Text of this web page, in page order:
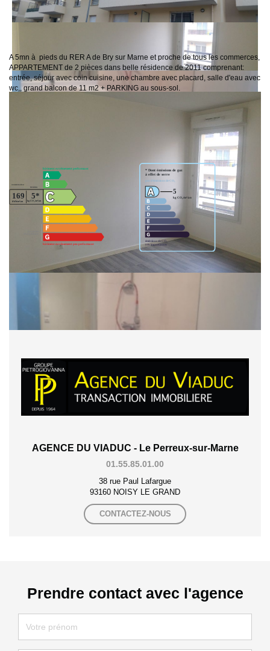
A 5mn à pieds du RER A de Bry sur Marne et proche de tous les commerces,
APPARTEMENT de 2 pièces dans belle résidence de 2011 comprenant:
entrée, séjour avec coin cuisine, une chambre avec placard, salle d'eau avec
wc,, grand balcon de 11 m2 + PARKING au sous-sol.
Montant estimé des dépenses annuelles d'énergie pour un usage standard
AGENCE DU VIADUC - Le Perreux-sur-Marne
01.55.85.01.00
38 rue Paul Lafargue
93160 NOISY LE GRAND
CONTACTEZ-NOUS
Prendre contact avec l'agence